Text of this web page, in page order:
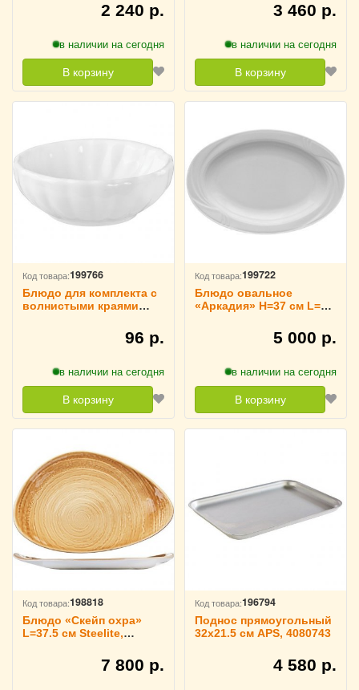
2 240 р.
в наличии на сегодня
В корзину
3 460 р.
в наличии на сегодня
В корзину
Код товара:199766
Блюдо для комплекта с
волнистыми краями
см H=2 см KunstWerk,96 р.
в наличии на сегодня
В корзину
Код товара:199722
Блюдо овальное
«Аркадия» H=37 см L=37
5 000 р.
в наличии на сегодня
В корзину
Код товара:198818
Блюдо «Скейп охра»
L=37.5 см Steelite,
7 800 р.
Код товара:196794
Поднос прямоугольный
32х21.5 см APS, 4080743
4 580 р.